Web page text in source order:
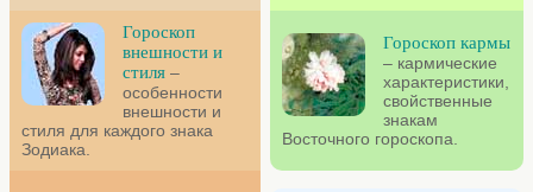
Гороскоп
внешности и
стиля –
особенности
внешности и
стиля для каждого знака
Зодиака.
Гороскоп кармы
– кармические
характеристики,
свойственные
знакам
Восточного гороскопа.